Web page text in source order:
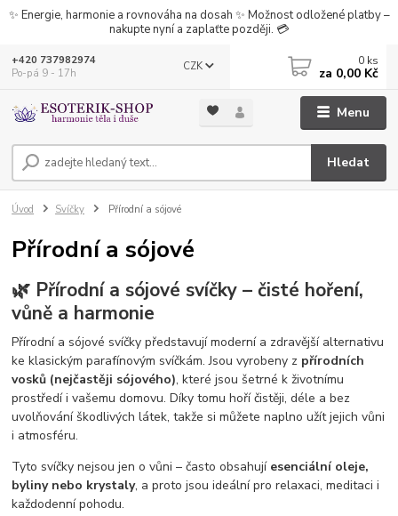
✨ Energie, harmonie a rovnováha na dosah ✨ Možnost odložené platby –
nakupte nyní a zaplaťte později. 💳
Menu
CZK
Hledat
+420 737982974
Po-pá 9 - 17h
0 ks
za 0,00 Kč
Úvod Svíčky Přírodní a sójové
Přírodní a sójové
🌿 Přírodní a sójové svíčky – čisté hoření,
vůně a harmonie
Přírodní a sójové svíčky představují moderní a zdravější alternativu
ke klasickým parafínovým svíčkám. Jsou vyrobeny z přírodních
vosků (nejčastěji sójového), které jsou šetrné k životnímu
prostředí i vašemu domovu. Díky tomu hoří čistěji, déle a bez
uvolňování škodlivých látek, takže si můžete naplno užít jejich vůni
i atmosféru.
Tyto svíčky nejsou jen o vůni – často obsahují esenciální oleje,
byliny nebo krystaly, a proto jsou ideální pro relaxaci, meditaci i
každodenní pohodu.